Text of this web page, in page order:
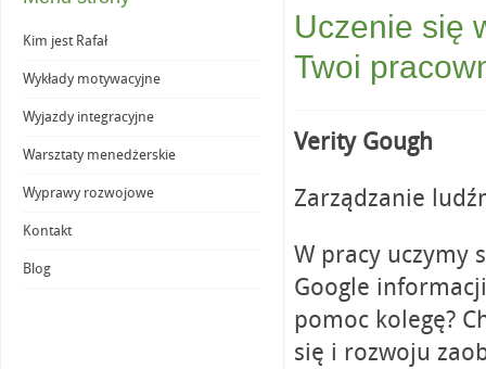
Kim jest Rafał
Wykłady motywacyjne
Wyjazdy integracyjne
Warsztaty menedżerskie
Wyprawy rozwojowe
Kontakt
Blog
Uczenie się
Twoi
Verity Gough
Zarządzanie
W pracy uczymy
Google
pomoc kolegę?
się i rozwoju